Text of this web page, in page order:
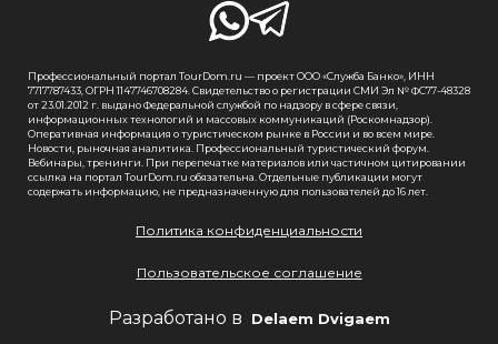
Профессиональный портал TourDom.ru — проект ООО «Служба Банко», ИНН
7717787433, ОГРН 1147746708284. Свидетельство о регистрации СМИ Эл № ФС77-48328
от 23.01.2012 г. выдано Федеральной службой по надзору в сфере связи,
информационных технологий и массовых коммуникаций (Роскомнадзор).
Оперативная информация о туристическом рынке в России и во всем мире.
Новости, рыночная аналитика. Профессиональный туристический форум.
Вебинары, тренинги. При перепечатке материалов или частичном цитировании
ссылка на портал TourDom.ru обязательна. Отдельные публикации могут
содержать информацию, не предназначенную для пользователей до 16 лет.
Политика конфиденциальности
Пользовательское соглашение
Разработано в Delaem Dvigaem